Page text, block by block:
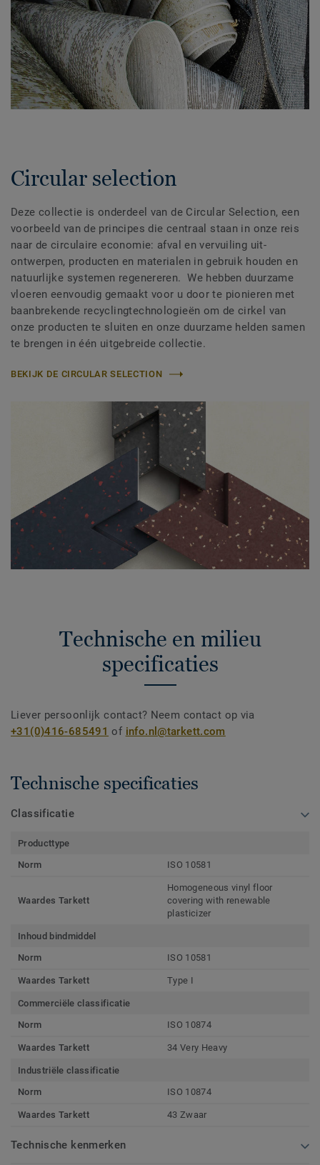
Circular selection
Deze collectie is onderdeel van de Circular Selection, een
voorbeeld van de principes die centraal staan in onze reis
naar de circulaire economie: afval en vervuiling uit-
ontwerpen, producten en materialen in gebruik houden en
natuurlijke systemen regenereren. We hebben duurzame
vloeren eenvoudig gemaakt voor u door te pionieren met
baanbrekende recyclingtechnologieën om de cirkel van
onze producten te sluiten en onze duurzame helden samen
te brengen in één uitgebreide collectie.
BEKIJK DE CIRCULAR SELECTION
Technische en milieu
specificaties
Liever persoonlijk contact? Neem contact op via
+31(0)416-685491 of info.nl@tarkett.com
Technische specificaties
Classificatie
Producttype
Norm
ISO 10581
Waardes Tarkett
Homogeneous vinyl floor
covering with renewable
plasticizer
Inhoud bindmiddel
Norm
ISO 10581
Waardes Tarkett Type I
Commerciële classificatie
Norm
ISO 10874
Waardes Tarkett 34 Very Heavy
Industriële classificatie
Norm
ISO 10874
Waardes Tarkett 43 Zwaar
Technische kenmerken